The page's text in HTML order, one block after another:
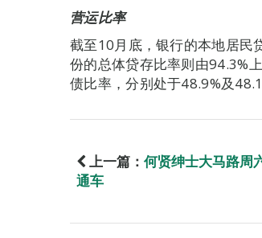
营运比率
截至10月底，银行的本地居民
份的总体贷存比率则由94.3%
债比率，分别处于48.9%及
上一篇： 何贤绅士大马路周
通车